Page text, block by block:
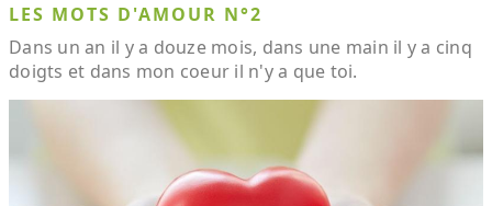
LES MOTS D'AMOUR N°2
Dans un an il y a douze mois, dans une main il y a cinq
doigts et dans mon coeur il n'y a que toi.